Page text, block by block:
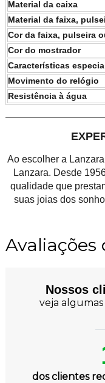
Material da caixa
Material da faixa,
Cor da faixa, pulseira
Cor do mostrador
Características
Movimento do relógio
Resistência à água
Ao escolher a
Lanzara. Desde
qualidade que
suas joias dos
Avaliações
Nossos
veja
dos clientes